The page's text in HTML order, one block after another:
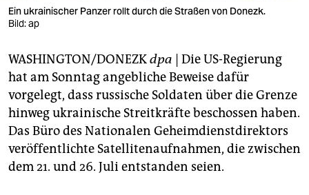
verlag
shop
fragen & hilfe
unterstützen
abo
genossenschaft
Ein ukrainischer Panzer rollt durch die Straßen von Donezk.
Bild: ap
WASHINGTON/DONEZKdpa | Die US-Regierung
hat am Sonntag angebliche Beweise dafür
vorgelegt, dass russische Soldaten über die Grenze
hinweg ukrainische Streitkräfte beschossen haben.
Das Büro des Nationalen Geheimdienstdirektors
veröffentlichte Satellitenaufnahmen, die zwischen
dem 21. und 26. Juli entstanden seien.